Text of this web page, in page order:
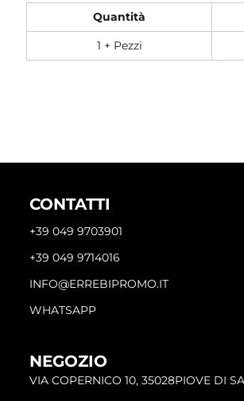
Quantità
1 + Pezzi
CONTATTI
+39 049 9703901
+39 049 9714016
INFO@ERREBIPROMO.IT
WHATSAPP
NEGOZIO
VIA COPERNICO 10, 35028PIOVE DI